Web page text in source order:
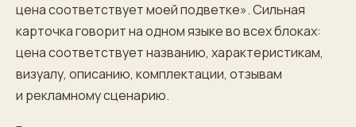
цена соответствует моей подветке». Сильная
карточка говорит на одном языке во всех блоках:
цена соответствует названию, характеристикам,
визуалу, описанию, комплектации, отзывам
и рекламному сценарию.